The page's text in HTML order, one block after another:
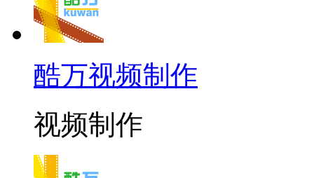
酷万视频制作
视频制作